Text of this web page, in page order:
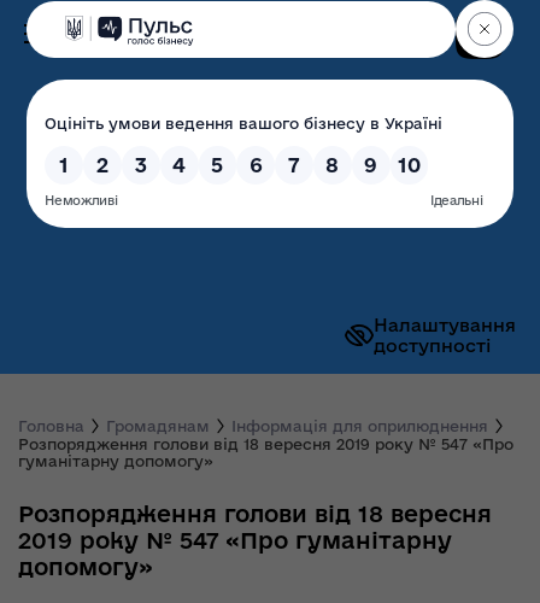
Налаштування
доступності
Волинська обласна
державна адміністрація
Головна Громадянам
Інформація для оприлюднення
Розпорядження голови від 18 вересня 2019 року № 547 «Про
гуманітарну допомогу»
Розпорядження голови від 18 вересня
2019 року № 547 «Про гуманітарну
допомогу»